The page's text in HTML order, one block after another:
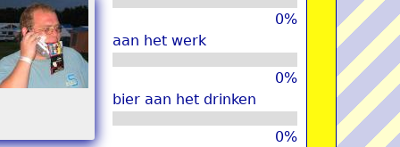
0%
aan het werk
0%
bier aan het drinken
0%